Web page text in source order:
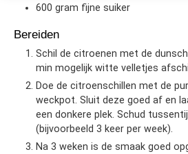
600 gram fijne suiker
Bereiden
Schil de citroenen met de dunschiller. Let erop dat je zo
min mogelijk witte velletjes
Doe de citroenschillen met de pure alcohol in de
weckpot. Sluit deze goed af en
een donkere plek. Schud
(bijvoorbeeld 3 keer per week).
Na 3 weken is de smaak goed opgenomen en kan je met